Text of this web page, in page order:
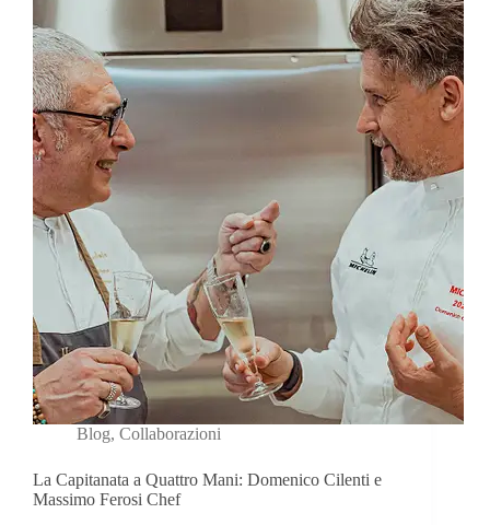
Blog, Collaborazioni
La Capitanata a Quattro Mani: Domenico Cilenti e
Massimo Ferosi Chef